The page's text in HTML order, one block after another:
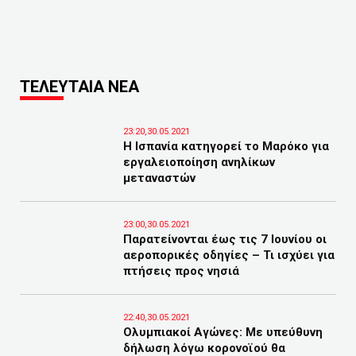
ΤΕΛΕΥΤΑΙΑ ΝΕΑ
23:20,30.05.2021
Η Ισπανία κατηγορεί το Μαρόκο για
εργαλειοποίηση ανηλίκων
μεταναστών
23:00,30.05.2021
Παρατείνονται έως τις 7 Ιουνίου οι
αεροπορικές οδηγίες – Τι ισχύει για
πτήσεις προς νησιά
22:40,30.05.2021
Ολυμπιακοί Αγώνες: Με υπεύθυνη
δήλωση λόγω κορονοϊού θα